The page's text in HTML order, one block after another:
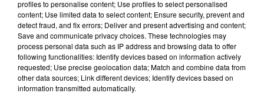
Lecture (6 min 45 sec)
100%
profiles to personalise content; Use profiles to select personalised
content; Use limited data to select content; Ensure security, prevent and
detect fraud, and fix errors; Deliver and present advertising and content;
Save and communicate privacy choices. These technologies may
process personal data such as IP address and browsing data to offer
following functionalities: Identify devices based on information actively
requested; Use precise geolocation data; Match and combine data from
other data sources; Link different devices; Identify devices based on
information transmitted automatically.